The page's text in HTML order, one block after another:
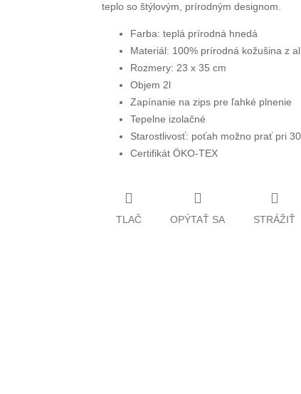
teplo so štýlovým, prírodným designom.
Farba: teplá prírodná hnedá
Materiál: 100% prírodná kožušina z
Rozmery: 23 x 35 cm
Objem 2l
Zapínanie na zips pre ľahké plnenie
Tepelne izolačné
Starostlivosť: poťah možno prať pri
Certifikát ÖKO-TEX
TLAČ OPÝTAŤ SA STRÁŽIŤ